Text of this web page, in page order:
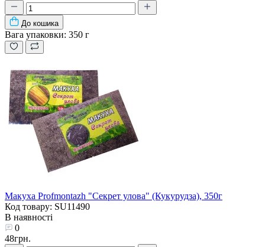
До кошика
Вага упаковки: 350 г
Макуха Profmontazh "Секрет улова" (Кукурудза), 350г
Код товару: SU11490
В наявності
0
48грн.